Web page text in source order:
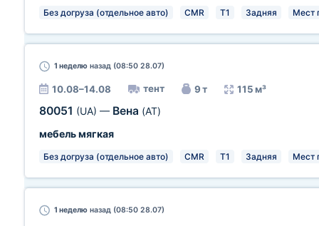
Без догруза (отдельное авто) CMR T1 Задняя Мест
1 неделю назад (08:50 28.07)
10.08–14.08 тент 9 т 115 м³
80051 (UA) — Вена (AT)
мебель мягкая
Без догруза (отдельное авто) CMR T1 Задняя Мест
1 неделю назад (08:50 28.07)